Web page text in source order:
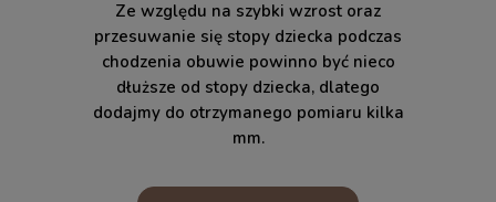
Ze względu na szybki wzrost oraz
przesuwanie się stopy dziecka podczas
chodzenia obuwie powinno być nieco
dłuższe od stopy dziecka, dlatego
dodajmy do otrzymanego pomiaru kilka
mm.